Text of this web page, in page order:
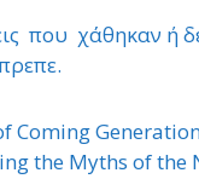
που χάθηκαν ή
Coming
the Myths of the